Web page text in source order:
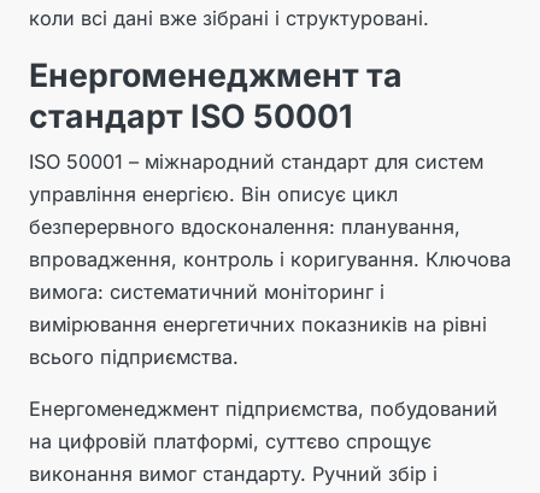
коли всі дані вже зібрані і структуровані.
Енергоменеджмент та
стандарт ISO 50001
ISO 50001 – міжнародний стандарт для систем
управління енергією. Він описує цикл
безперервного вдосконалення: планування,
впровадження, контроль і коригування. Ключова
вимога: систематичний моніторинг і
вимірювання енергетичних показників на рівні
всього підприємства.
Енергоменеджмент підприємства, побудований
на цифровій платформі, суттєво спрощує
виконання вимог стандарту. Ручний збір і